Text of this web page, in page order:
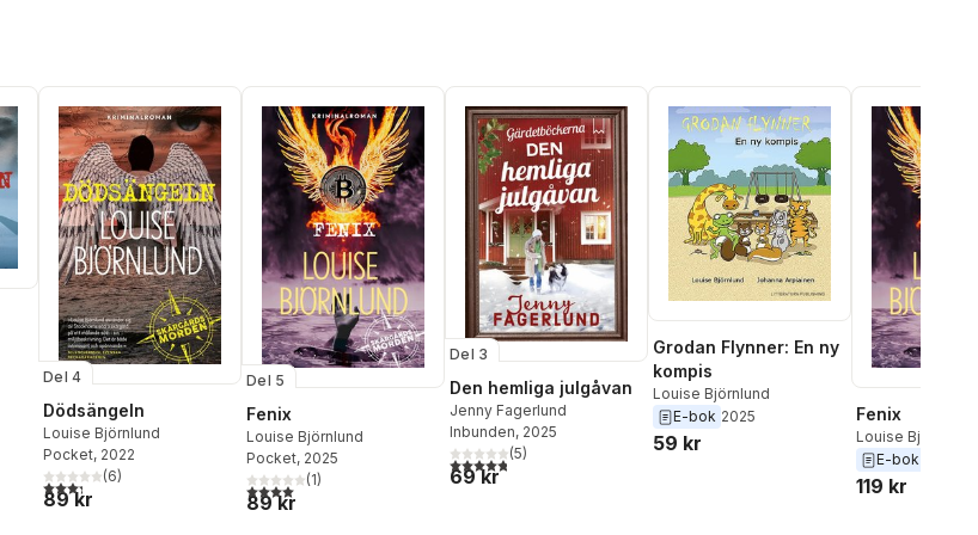
Del 4
Dödsängeln
Louise Björnlund
Pocket, 2022
3,3utav 5 stjärnor. Totalt antal röster:
(6)
89 kr
Del 5
Fenix
Louise Björnlund
Pocket, 2025
4,0utav 5 stjärnor. Totalt antal röster:
(1)
89 kr
Del 3
Den hemliga julgåvan
Jenny Fagerlund
Inbunden, 2025
4,8utav 5 stjärnor. Totalt antal röster:
(5)
69 kr
Grodan Flynner: En ny
kompis
Louise Björnlund
E-bok 2025
59 kr
Fenix
Louise Björnlund
E-bok
119 kr